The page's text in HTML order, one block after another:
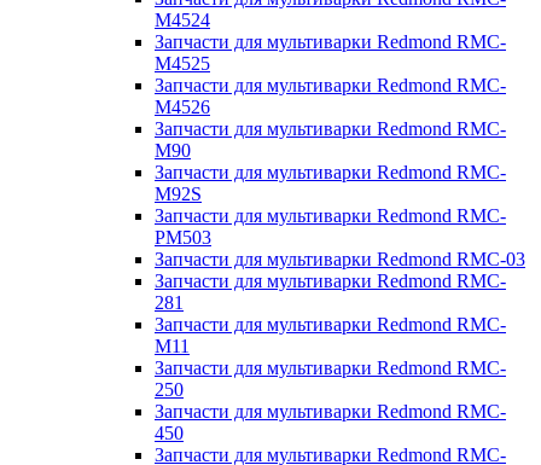
M4524
Запчасти для мультиварки Redmond RMC-
M4525
Запчасти для мультиварки Redmond RMC-
M4526
Запчасти для мультиварки Redmond RMC-
M90
Запчасти для мультиварки Redmond RMC-
M92S
Запчасти для мультиварки Redmond RMC-
PM503
Запчасти для мультиварки Redmond RMC-03
Запчасти для мультиварки Redmond RMC-
281
Запчасти для мультиварки Redmond RMC-
M11
Запчасти для мультиварки Redmond RMC-
250
Запчасти для мультиварки Redmond RMC-
450
Запчасти для мультиварки Redmond RMC-